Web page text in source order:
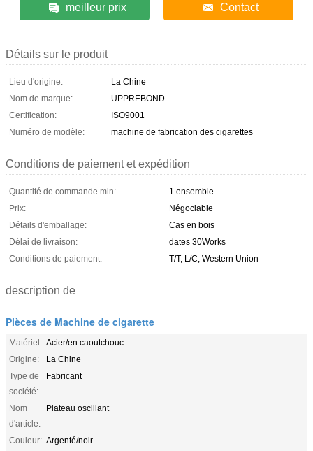
meilleur prix Contact
Détails sur le produit
Lieu d'origine:
La Chine
Nom de marque:
UPPREBOND
Certification:
ISO9001
Numéro de modèle:
machine de fabrication des cigarettes
Conditions de paiement et expédition
Quantité de commande min:
1 ensemble
Prix:
Négociable
Détails d'emballage:
Cas en bois
Délai de livraison:
dates 30Works
Conditions de paiement:
T/T, L/C, Western Union
description de
Pièces de Machine de cigarette
Matériel: Acier/en caoutchouc
Origine:
La Chine
Type de
société:
Fabricant
Nom
d'article:
Plateau oscillant
Couleur: Argenté/noir